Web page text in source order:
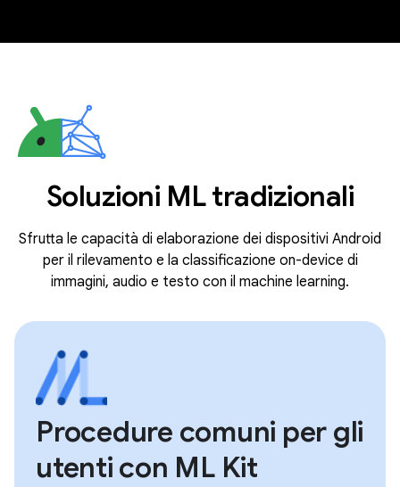
Soluzioni ML tradizionali
Sfrutta le capacità di elaborazione dei dispositivi Android
per il rilevamento e la classificazione on-device di
immagini, audio e testo con il machine learning.
Procedure comuni per gli
utenti con ML Kit